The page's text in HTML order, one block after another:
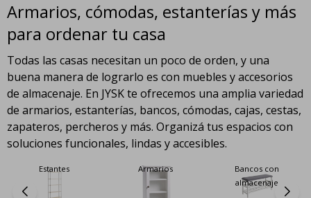
Armarios, cómodas, estanterías y más
para ordenar tu casa
Todas las casas necesitan un poco de orden, y una
buena manera de lograrlo es con muebles y accesorios
de almacenaje. En JYSK te ofrecemos una amplia variedad
de armarios, estanterías, bancos, cómodas, cajas, cestas,
zapateros, percheros y más. Organizá tus espacios con
soluciones funcionales, lindas y accesibles.
Estantes Armarios
Bancos con
almacenaje